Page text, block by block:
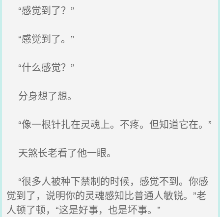
“感觉到了？”
“感觉到了。”
“什么感觉？”
分身想了想。
“像一根针扎在灵魂上。不疼。但知道它在。”
天煞长老看了他一眼。
“很多人被种下禁制的时候，感觉不到。你感
觉到了，说明你的灵魂感知比普通人敏锐。”老
人顿了顿，“这是好事，也是坏事。”